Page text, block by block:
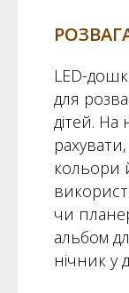
LED-
для
дітей.
кольори
чи
альбом
нічник у